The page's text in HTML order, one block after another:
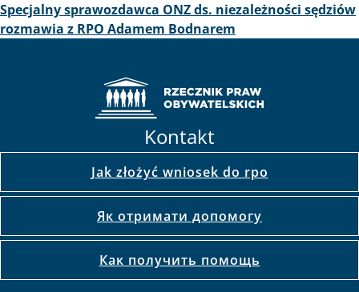
Specjalny sprawozdawca ONZ ds. niezależności sędziów
rozmawia z RPO Adamem Bodnarem
Kontakt
Jak złożyć wniosek do rpo
Як отримати допомогу
Как получить помощь